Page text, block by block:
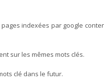
indexées par google
sur les mêmes mots clés.
clé dans le futur.